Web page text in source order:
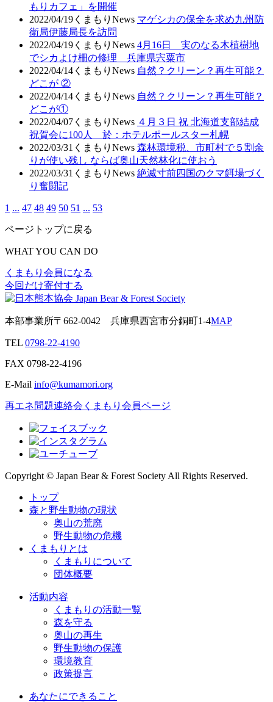
もりカフェ」を開催
2022/04/19 くまもりNews マゲシカの保全を求め九州防
衛局伊藤局長を訪問
2022/04/19 くまもりNews 4月16日 実のなる木植樹地
でシカよけ柵の修理 兵庫県宍粟市
2022/04/14 くまもりNews 自然？クリーン？再生可能？
どこが ②
2022/04/14 くまもりNews 自然？クリーン？再生可能？
どこが①
2022/04/07 くまもりNews ４月３日 祝 北海道支部結成
祝賀会に100人 於：ホテルポールスター札幌
2022/03/31 くまもりNews 森林環境税、市町村で５割余
りが使い残し ならば奥山天然林化に使おう
2022/03/31 くまもりNews 絶滅寸前四国のクマ餌場づく
り奮闘記
1 ... 47 48 49 50 51 ... 53
ページトップに戻る
WHAT YOU CAN DO
くまもり会員になる
今回だけ寄付する
本部事業所〒662-0042 兵庫県西宮市分銅町1-4MAP
TEL 0798-22-4190
FAX 0798-22-4196
E-Mail info@kumamori.org
再エネ問題連絡会 くまもり会員ページ
Copyright © Japan Bear & Forest Society All Rights Reserved.
トップ
森と野生動物の現状
奥山の荒廃
野生動物の危機
くまもりとは
くまもりについて
団体概要
活動内容
くまもりの活動一覧
森を守る
奥山の再生
野生動物の保護
環境教育
政策提言
あなたにできること